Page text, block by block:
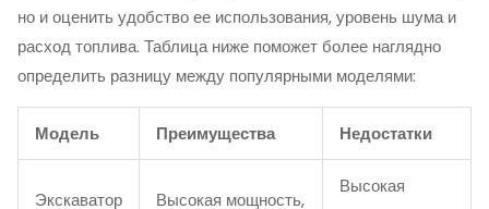
но и оценить удобство ее использования, уровень шума и
расход топлива. Таблица ниже поможет более наглядно
определить разницу между популярными моделями:
Модель Преимущества Недостатки
Экскаватор
Высокая мощность,
Высокая